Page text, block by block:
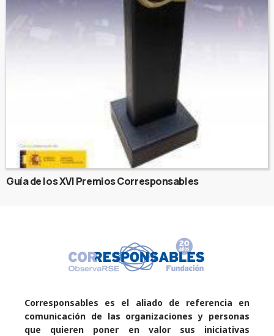
Guía de los XVI Premios Corresponsables
Corresponsables es el aliado de referencia en
comunicación de las organizaciones y personas
que quieren poner en valor sus iniciativas